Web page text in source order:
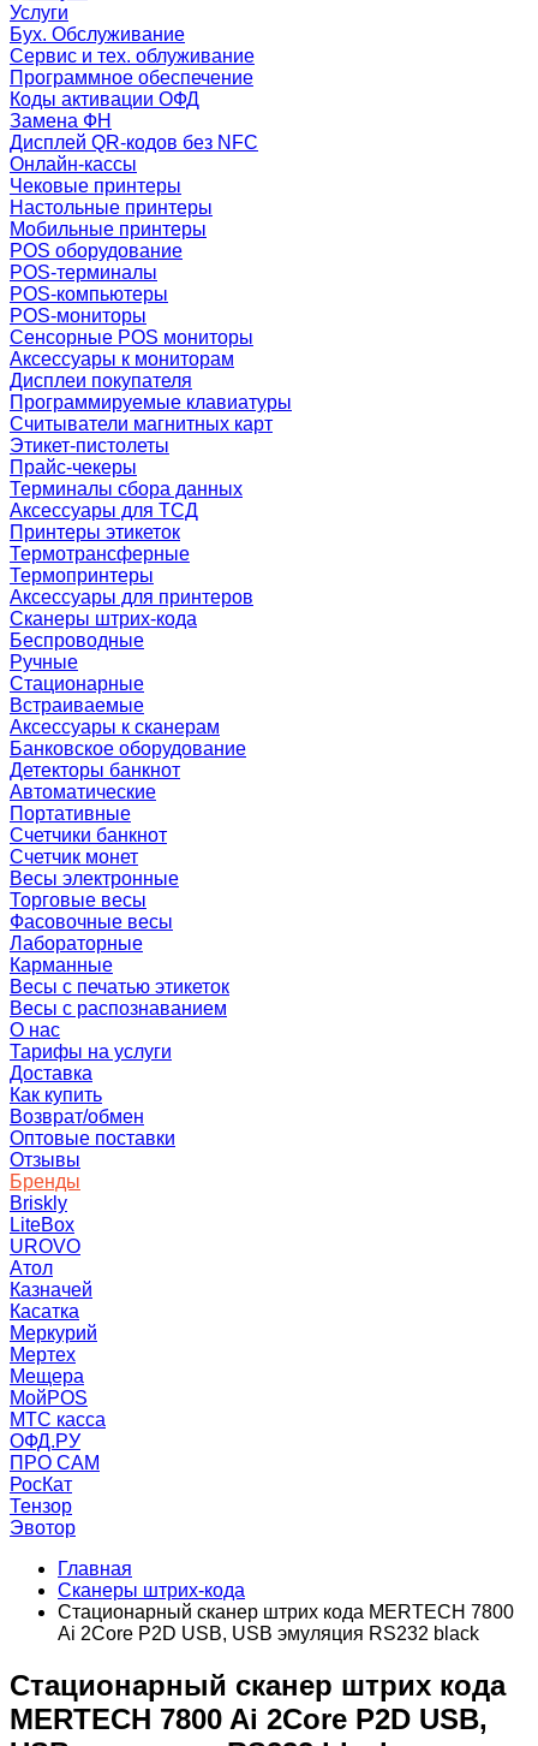
Услуги
Бух. Обслуживание
Сервис и тех. облуживание
Программное обеспечение
Коды активации ОФД
Замена ФН
Дисплей QR-кодов без NFC
Онлайн-кассы
Чековые принтеры
Настольные принтеры
Мобильные принтеры
POS оборудование
POS-терминалы
POS-компьютеры
POS-мониторы
Сенсорные POS мониторы
Аксессуары к мониторам
Дисплеи покупателя
Программируемые клавиатуры
Считыватели магнитных карт
Этикет-пистолеты
Прайс-чекеры
Терминалы сбора данных
Аксессуары для ТСД
Принтеры этикеток
Термотрансферные
Термопринтеры
Аксессуары для принтеров
Сканеры штрих-кода
Беспроводные
Ручные
Стационарные
Встраиваемые
Аксессуары к сканерам
Банковское оборудование
Детекторы банкнот
Автоматические
Портативные
Счетчики банкнот
Счетчик монет
Весы электронные
Торговые весы
Фасовочные весы
Лабораторные
Карманные
Весы с печатью этикеток
Весы с распознаванием
О нас
Тарифы на услуги
Доставка
Как купить
Возврат/обмен
Оптовые поставки
Отзывы
Бренды
Briskly
LiteBox
UROVO
Атол
Казначей
Касатка
Меркурий
Мертех
Мещера
МойPOS
МТС касса
ОФД.РУ
ПРО САМ
РосКат
Тензор
Эвотор
Главная
Сканеры штрих-кода
Стационарный сканер штрих кода MERTECH 7800
Ai 2Core P2D USB, USB эмуляция RS232 black
Стационарный сканер штрих кода
MERTECH 7800 Ai 2Core P2D USB,